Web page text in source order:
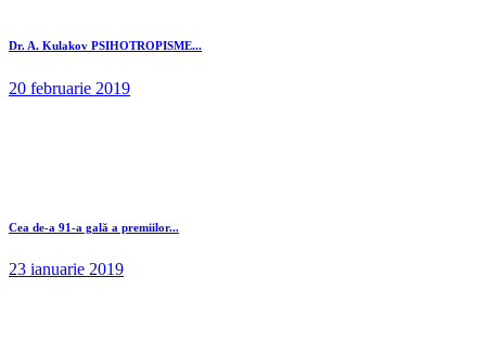
Dr. A. Kulakov PSIHOTROPISME...
20 februarie 2019
Cea de-a 91-a gală a premiilor...
23 ianuarie 2019